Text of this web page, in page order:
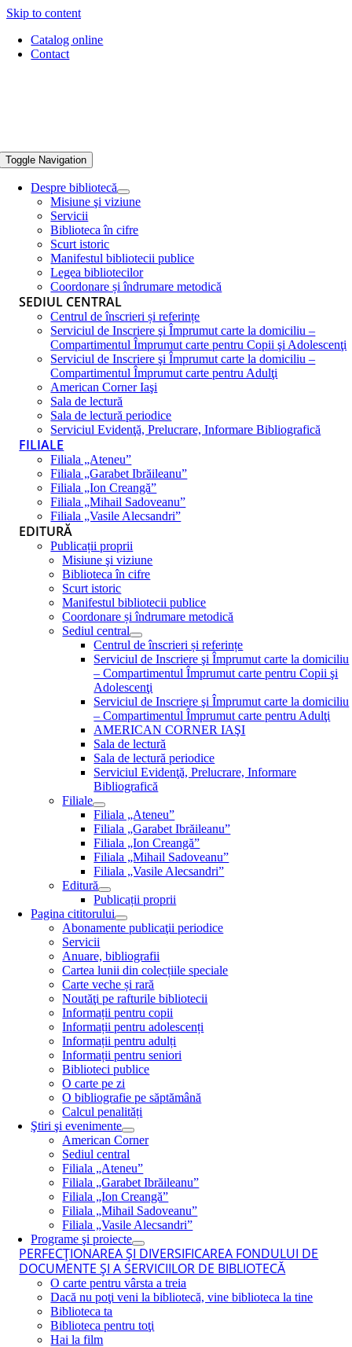
Skip to content
Catalog online
Contact
Toggle Navigation
Despre bibliotecă
Misiune şi viziune
Servicii
Biblioteca în cifre
Scurt istoric
Manifestul bibliotecii publice
Legea bibliotecilor
Coordonare și îndrumare metodică
SEDIUL CENTRAL
Centrul de înscrieri și referințe
Serviciul de Inscriere şi Împrumut carte la domiciliu –
Compartimentul Împrumut carte pentru Copii şi Adolescenţi
Serviciul de Inscriere şi Împrumut carte la domiciliu –
Compartimentul Împrumut carte pentru Adulţi
American Corner Iaşi
Sala de lectură
Sala de lectură periodice
Serviciul Evidenţă, Prelucrare, Informare Bibliografică
FILIALE
Filiala „Ateneu”
Filiala „Garabet Ibrăileanu”
Filiala „Ion Creangă”
Filiala „Mihail Sadoveanu”
Filiala „Vasile Alecsandri”
EDITURĂ
Publicații proprii
Misiune şi viziune
Biblioteca în cifre
Scurt istoric
Manifestul bibliotecii publice
Coordonare și îndrumare metodică
Sediul central
Centrul de înscrieri și referințe
Serviciul de Inscriere şi Împrumut carte la domiciliu
– Compartimentul Împrumut carte pentru Copii şi
Adolescenţi
Serviciul de Inscriere şi Împrumut carte la domiciliu
– Compartimentul Împrumut carte pentru Adulţi
AMERICAN CORNER IAŞI
Sala de lectură
Sala de lectură periodice
Serviciul Evidenţă, Prelucrare, Informare
Bibliografică
Filiale
Filiala „Ateneu”
Filiala „Garabet Ibrăileanu”
Filiala „Ion Creangă”
Filiala „Mihail Sadoveanu”
Filiala „Vasile Alecsandri”
Editură
Publicații proprii
Pagina cititorului
Abonamente publicaţii periodice
Servicii
Anuare, bibliografii
Cartea lunii din colecțiile speciale
Carte veche și rară
Noutăţi pe rafturile bibliotecii
Informații pentru copii
Informații pentru adolescenți
Informații pentru adulți
Informații pentru seniori
Biblioteci publice
O carte pe zi
O bibliografie pe săptămână
Calcul penalități
Ştiri şi evenimente
American Corner
Sediul central
Filiala „Ateneu”
Filiala „Garabet Ibrăileanu”
Filiala „Ion Creangă”
Filiala „Mihail Sadoveanu”
Filiala „Vasile Alecsandri”
Programe şi proiecte
PERFECŢIONAREA ŞI DIVERSIFICAREA FONDULUI DE
DOCUMENTE ŞI A SERVICIILOR DE BIBLIOTECĂ
O carte pentru vârsta a treia
Dacă nu poţi veni la bibliotecă, vine biblioteca la tine
Biblioteca ta
Biblioteca pentru toţi
Hai la film